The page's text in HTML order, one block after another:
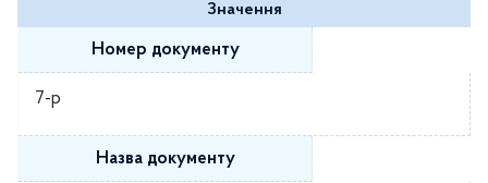
Регуляторні акти
Проекти рішень районної ради
Проєкти рішень виконавчого комітету
Значення
Номер документу
7-р
Назва документу